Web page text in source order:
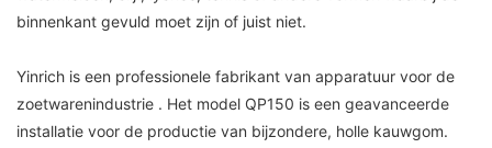
binnenkant gevuld moet zijn of juist niet.
Yinrich is een professionele fabrikant van apparatuur voor de
zoetwarenindustrie . Het model QP150 is een geavanceerde
installatie voor de productie van bijzondere, holle kauwgom.